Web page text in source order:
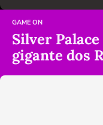
GAME ON
Silver
gigante dos